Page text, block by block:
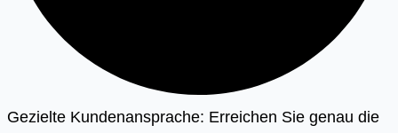
Gezielte Kundenansprache: Erreichen Sie genau die